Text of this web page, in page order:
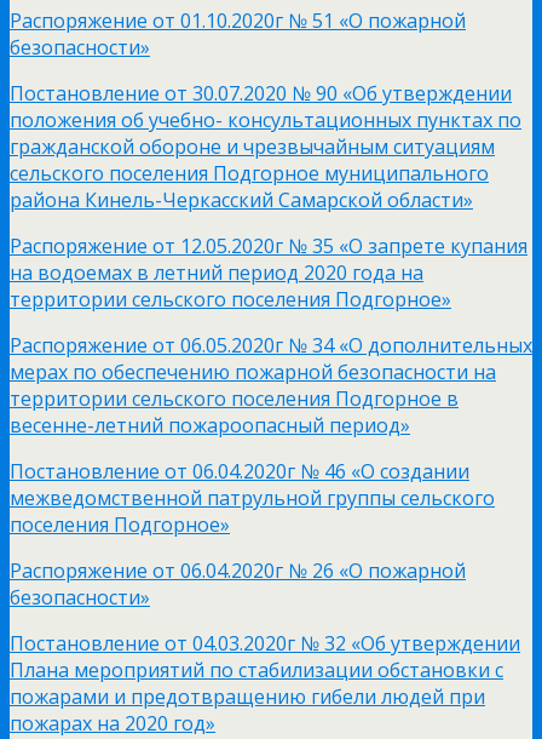
Распоряжение от 01.10.2020г № 51 «О пожарной
безопасности»
Постановление от 30.07.2020 № 90 «Об утверждении
положения об учебно- консультационных пунктах по
гражданской обороне и чрезвычайным ситуациям
сельского поселения Подгорное муниципального
района Кинель-Черкасский Самарской области»
Распоряжение от 12.05.2020г № 35 «О запрете купания
на водоемах в летний период 2020 года на
территории сельского поселения Подгорное»
Распоряжение от 06.05.2020г № 34 «О дополнительных
мерах по обеспечению пожарной безопасности на
территории сельского поселения Подгорное в
весенне-летний пожароопасный период»
Постановление от 06.04.2020г № 46 «О создании
межведомственной патрульной группы сельского
поселения Подгорное»
Распоряжение от 06.04.2020г № 26 «О пожарной
безопасности»
Постановление от 04.03.2020г № 32 «Об утверждении
Плана мероприятий по стабилизации обстановки с
пожарами и предотвращению гибели людей при
пожарах на 2020 год»